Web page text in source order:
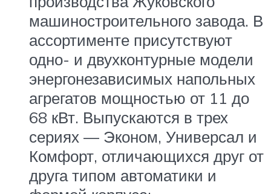
машиностроительного завода. В
ассортименте присутствуют
одно- и двухконтурные модели
энергонезависимых напольных
агрегатов мощностью от 11 до
68 кВт. Выпускаются в трех
сериях — Эконом, Универсал и
Комфорт, отличающихся друг от
друга типом автоматики и